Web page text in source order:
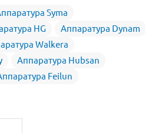
Syma
HG
Аппаратура Dynam
Walkera
Аппаратура Hubsan
Feilun